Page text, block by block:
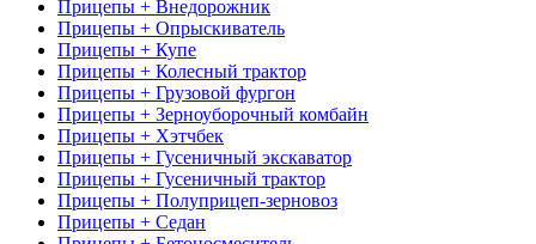
Прицепы + Внедорожник
Прицепы + Опрыскиватель
Прицепы + Купе
Прицепы + Колесный трактор
Прицепы + Грузовой фургон
Прицепы + Зерноуборочный комбайн
Прицепы + Хэтчбек
Прицепы + Гусеничный экскаватор
Прицепы + Гусеничный трактор
Прицепы + Полуприцеп-зерновоз
Прицепы + Седан